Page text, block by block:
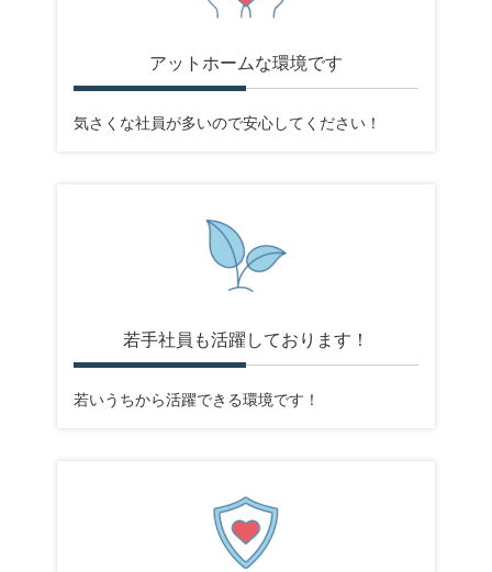
アットホームな環境です
気さくな社員が多いので安心してください！
若手社員も活躍しております！
若いうちから活躍できる環境です！